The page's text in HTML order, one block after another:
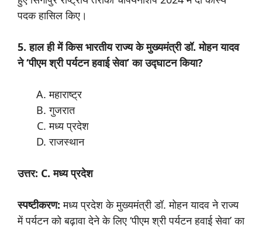
पदक हासिल किए।
5. हाल ही में किस भारतीय राज्य के मुख्यमंत्री डॉ. मोहन यादव
ने ‘पीएम श्री पर्यटन हवाई सेवा’ का उद्घाटन किया?
महाराष्ट्र
गुजरात
मध्य प्रदेश
राजस्थान
उत्तर: C. मध्य प्रदेश
स्पष्टीकरण: मध्य प्रदेश के मुख्यमंत्री डॉ. मोहन यादव ने राज्य
में पर्यटन को बढ़ावा देने के लिए ‘पीएम श्री पर्यटन हवाई सेवा’ का